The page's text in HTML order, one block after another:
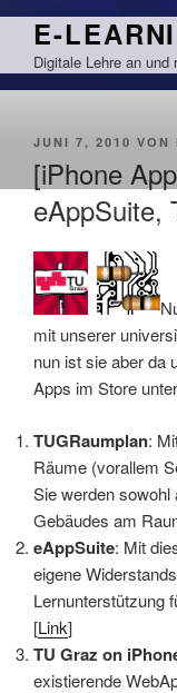
Zum
springen
E-
Digitale Lehre an
VERÖFFENTLICHT
JUNI 7, 2010 VON
[iPhone
eAppSuite,
mit unserer
nun ist sie aber da
Apps im Store
TUGRaumplan:
Räume (vorallem
Sie werden sowohl
Gebäudes am
eAppSuite: Mit
eigene
Lernunterstützung
[Link]
TU Graz on
existierende